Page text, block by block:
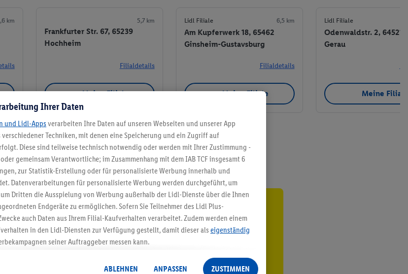
km 5,7 km
Frankfurter Str. 67, 65239
Hochheim
Filialdetails
Meine Filiale
Lidl Filiale 6,5 km
Am Kupferwerk 18, 65462
Ginsheim-Gustavsburg
Filialdetails
Meine Filiale
Lidl Filiale
Odenwaldstr. 2, 64521
Gerau
Meine
Meine Filiale
5.95 € Versand sparen³²ᵃ
Jetzt zum Newsletter anmelden
Ihrer Daten
und Lidl-Apps verarbeiten Ihre Daten auf unseren Webseiten und unserer App
Techniken, mit denen eine Speicherung und ein Zugriff auf
Diese sind teilweise technisch notwendig oder werden mit Ihrer Zustimmung -
oder gemeinsam Verantwortliche; im Zusammenhang mit dem IAB TCF insgesamt 6
zur Statistik-Erstellung oder für personalisierte Werbung innerhalb und
Datenverarbeitungen für personalisierte Werbung werden durchgeführt, um
Dritten die Ausspielung von Werbung außerhalb der Lidl-Dienste über die Ihnen
Endgeräte zu ermöglichen. Sofern Sie Teilnehmer des Lidl Plus-
auch Daten aus Ihrem Filial-Kaufverhalten verarbeitet. Zudem werden einem
in den Lidl-Diensten zur Verfügung gestellt, damit dieser als eigenständig
seiner Auftraggeber messen kann.
die Zusammenführung von Daten (z.B. über Ihre Nutzung der Lidl-Dienste, Ihr
ABLEHNEN ANPASSEN ZUSTIMMEN